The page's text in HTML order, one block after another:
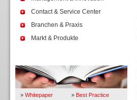
Contact & Service Center
Branchen & Praxis
Markt & Produkte
» Whitepaper » Best Practice